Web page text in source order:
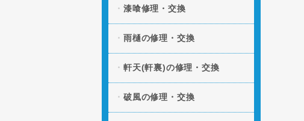
向上させる方法とは？」の記事を追加し
ました。
2025.12.09
「屋根の色褪せの原因と
は？美観と機能性を守る塗装タイミン
グ」の記事を追加しました。
漆喰修理・交換
雨樋の修理・交換
軒天(軒裏)の修理・交換
破風の修理・交換